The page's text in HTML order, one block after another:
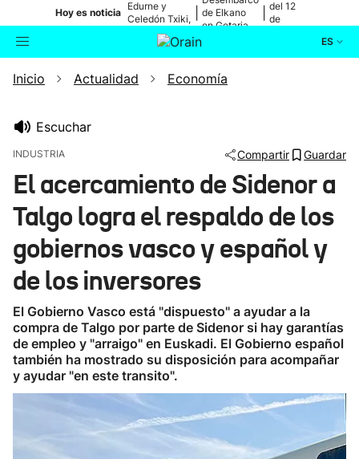
Hoy es noticia
Edurne y
Celedón Txiki,
en directo
de Elkano
en Getaria
del 12
de
ES
Buscador Actualidad
Ikusmiran
Eguraldia
Inicio Actualidad Economía
Escuchar
INDUSTRIA Compartir Guardar
El acercamiento de Sidenor a
Talgo logra el respaldo de los
gobiernos vasco y español y
de los inversores
El Gobierno Vasco está "dispuesto" a ayudar a la
compra de Talgo por parte de Sidenor si hay garantías
de empleo y "arraigo" en Euskadi. El Gobierno español
también ha mostrado su disposición para acompañar
y ayudar "en este transito".